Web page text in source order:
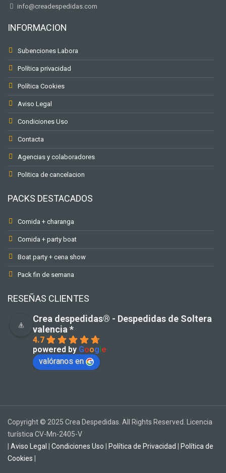
info@creadespedidas.com
INFORMACION
Subenciones Labora
Política privacidad
Política Cookies
Aviso Legal
Condiciones Uso
Contacta
Agencias y colaboradores
Politica de cancelacion
PACKS DESTACADOS
Comida + charanga
Comida + party boat
Boat party + cena show
Pack fin de semana
RESEÑAS CLIENTES
Crea despedidas®️ - Despedidas de Soltera
valencia *
4.7
powered by Google
valóranos en
Copyright © 2025 Crea Despedidas. All Rights Reserved. Licencia
turística CV-Mn-2405-V
Aviso Legal Condiciones Uso Política de Privacidad
Política de
Cookies